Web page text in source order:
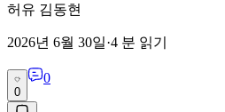
허유 김동현
2026년 6월 30일·4 분 읽기
0
0